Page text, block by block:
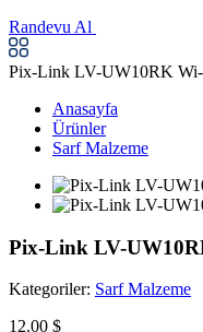
Randevu Al
Pix-Link LV-UW10RK
Anasayfa
Ürünler
Sarf Malzeme
Pix-Link LV-
Kategoriler: Sarf Malzeme
12.00 $